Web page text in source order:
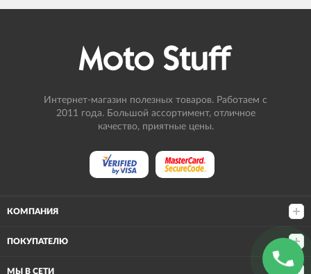
Интернет-магазин полезных товаров. Работаем с
2011 года. Большой ассортимент, отличное
качество, приятные цены.
КОМПАНИЯ
ПОКУПАТЕЛЮ
МЫ В СЕТИ